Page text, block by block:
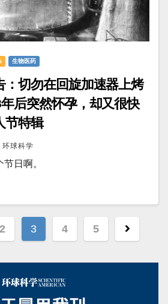
生物医药
：切勿在回旋加速器上烤
后突然怀孕，却又很快
节特辑
环球科学
日啊。
2 3 4 5